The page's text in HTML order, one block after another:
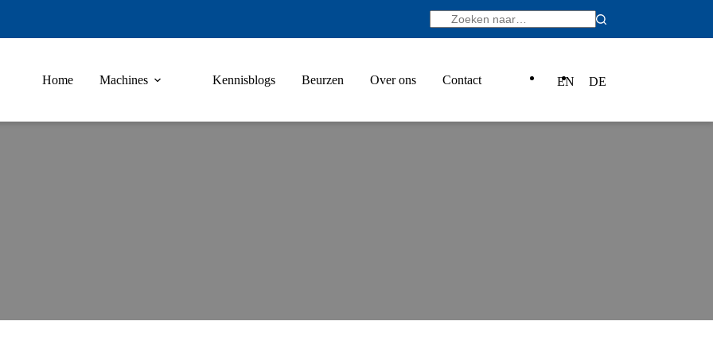
Home Machines Kennisblogs Beurzen Over ons Contact EN DE